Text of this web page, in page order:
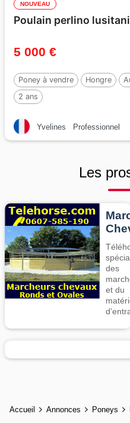
NOUVEAU
Poulain perlino
5 000 €
Poney à vendre Hongre
2 ans
Yvelines Professionnel
Les
des
et du
Accueil Annonces Poneys